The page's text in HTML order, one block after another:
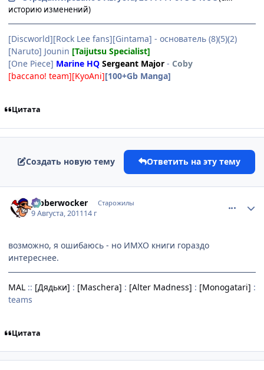
историю изменений)
[Discworld][Rock Lee fans][Gintama] - основатель (8)(5)(2)
[Naruto] Jounin [Taijutsu Specialist]
[One Piece] Marine HQ Sergeant Major - Coby
[baccano! team][KyoAni][100+Gb Manga]
Цитата
Создать новую тему Ответить на эту тему
Jabberwocker Старожилы
9 Августа, 201114 г
возможно, я ошибаюсь - но ИМХО книги гораздо
интереснее.
MAL :: [Дядьки] : [Maschera] : [Alter Madness] : [Monogatari] :
teams
Цитата